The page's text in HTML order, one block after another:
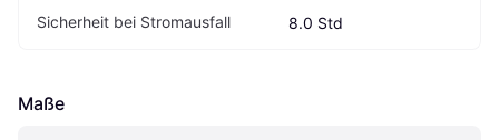
Sicherheit bei Stromausfall 8.0 Std
Maße